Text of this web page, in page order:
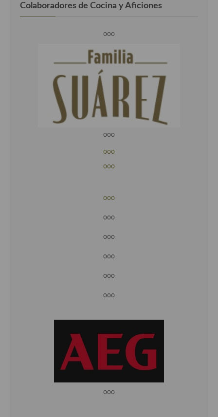
Colaboradores de Cocina y Aficiones
ooo
ooo
ooo
ooo
ooo
ooo
ooo
ooo
ooo
ooo
ooo